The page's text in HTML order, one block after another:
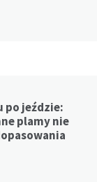
jeździe:
plamy nie